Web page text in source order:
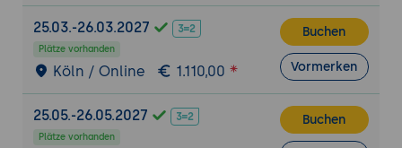
Implementierung
Untersuchung von Erfolgsfaktoren und
Hindernissen
Klärung von Rollen und
Verantwortlichkeiten im Rahmen des
Qualitätsmanagements
25.03.-26.03.2027
Plätze vorhanden
Köln / Online 1.110,00
Buchen
Vormerken
25.05.-26.05.2027
Plätze vorhanden
Buchen